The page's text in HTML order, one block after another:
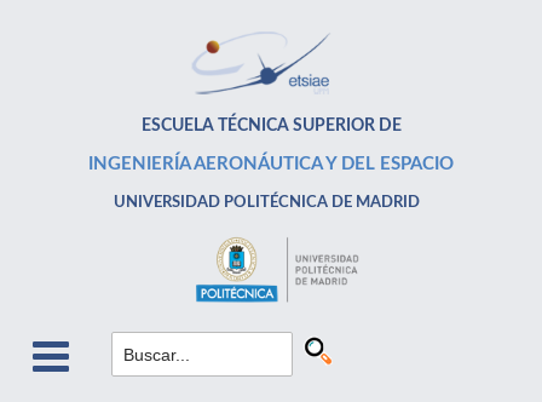
ESCUELA TÉCNICA SUPERIOR DE
INGENIERÍA AERONÁUTICA Y DEL ESPACIO
UNIVERSIDAD POLITÉCNICA DE MADRID